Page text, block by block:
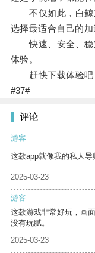
不仅如此，白鲸
选择最适合自己的加
快速、安全、稳
体验。
赶快下载体验吧
#37#
评论
游客
这款app就像我的私人导
2025-03-23
游客
这款游戏非常好玩，画
没有玩腻。
2025-03-23